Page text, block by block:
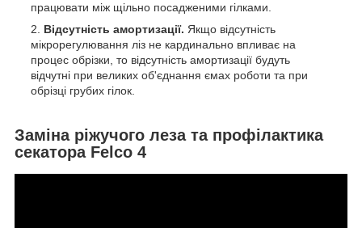
працювати між щільно посадженими гілками.
Відсутність амортизації. Якщо відсутність
мікрорегулювання ліз не кардинально впливає на
процес обрізки, то відсутність амортизації будуть
відчутні при великих об'єднання ємах роботи та при
обрізці грубих гілок.
Заміна ріжучого леза та профілактика
секатора Felco 4